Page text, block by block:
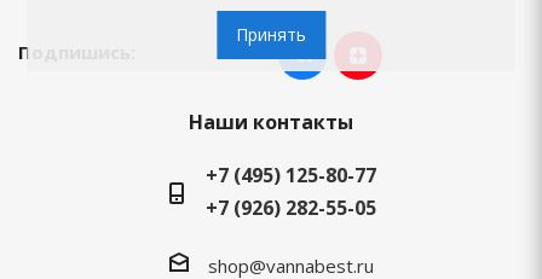
Подпишись:
Наши контакты
+7 (495) 125-80-77
+7 (926) 282-55-05
shop@vannabest.ru
Принять